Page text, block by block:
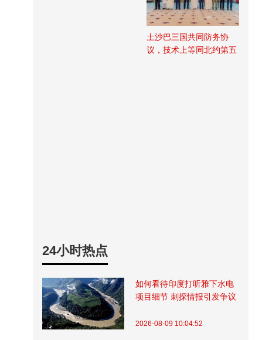
土沙巴三国共同防务协
议，技术上等同北约第五
24小时热点
如何看待印度打听雅下水电
项目细节 刺探情报引发争议
2026-08-09 10:04:52